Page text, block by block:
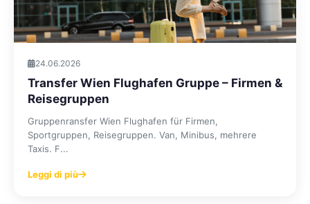
24.06.2026
Transfer Wien Flughafen Gruppe – Firmen &
Reisegruppen
Gruppenransfer Wien Flughafen für Firmen,
Sportgruppen, Reisegruppen. Van, Minibus, mehrere
Taxis. F...
Leggi di più